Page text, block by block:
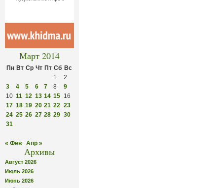
Март 2014
Пн Вт Ср Чт Пт Сб Вс
1
2
3
4 5 6 7 8
9
10 11 12 13 14 15 16
17 18 19 20 21 22 23
24 25 26 27 28 29 30
31
« Фев Апр »
Архивы
Август 2026
Июль 2026
Июнь 2026